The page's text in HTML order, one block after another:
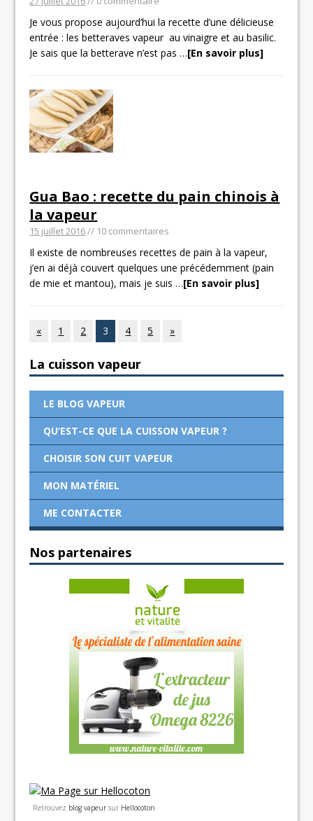
Je vous propose aujourd’hui la recette d’une délicieuse
entrée : les betteraves vapeur au vinaigre et au basilic.
Je sais que la betterave n’est pas…[En savoir plus]
Gua Bao : recette du pain chinois à
la vapeur
15 juillet 2016// 10 commentaires
Il existe de nombreuses recettes de pain à la vapeur,
j’en ai déjà couvert quelques une précédemment (pain
de mie et mantou), mais je suis…[En savoir plus]
« 1 2 3 4 5 »
La cuisson vapeur
LE BLOG VAPEUR
QU’EST-CE QUE LA CUISSON VAPEUR ?
CHOISIR SON CUIT VAPEUR
MON MATÉRIEL
ME CONTACTER
Nos partenaires
Retrouvez blog vapeur sur Hellocoton